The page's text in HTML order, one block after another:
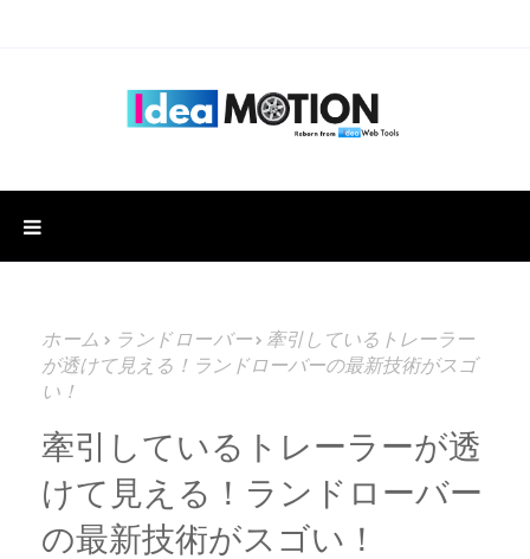
ホーム ランドローバー
牽引しているトレーラー
が透けて見える！ランドローバーの最新技術がスゴ
い！
牽引しているトレーラーが透
けて見える！ランドローバー
の最新技術がスゴい！